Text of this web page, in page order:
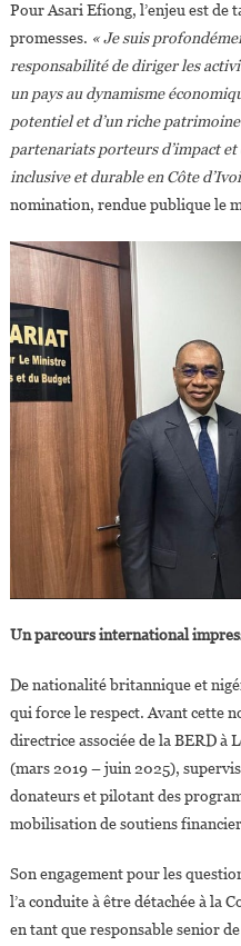
Pour Asari Efiong, l’enjeu est de
promesses. « Je suis
responsabilité de diriger les
un pays au dynamisme
potentiel et d’un riche
partenariats porteurs d’impact
inclusive et durable en Côte
nomination, rendue publique le
Un parcours international
De nationalité britannique et
qui force le respect. Avant cette
directrice associée de la BERD à
(mars 2019 – juin 2025),
donateurs et pilotant des
mobilisation de soutiens
Son engagement pour les
l’a conduite à être détachée à la
en tant que responsable senior